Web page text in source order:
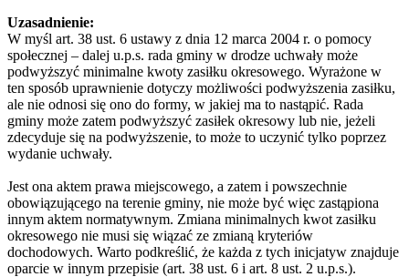
Uzasadnienie:
W myśl art. 38 ust. 6 ustawy z dnia 12 marca 2004 r. o pomocy
społecznej – dalej u.p.s. rada gminy w drodze uchwały może
podwyższyć minimalne kwoty zasiłku okresowego. Wyrażone w
ten sposób uprawnienie dotyczy możliwości podwyższenia zasiłku,
ale nie odnosi się ono do formy, w jakiej ma to nastąpić. Rada
gminy może zatem podwyższyć zasiłek okresowy lub nie, jeżeli
zdecyduje się na podwyższenie, to może to uczynić tylko poprzez
wydanie uchwały.
Jest ona aktem prawa miejscowego, a zatem i powszechnie
obowiązującego na terenie gminy, nie może być więc zastąpiona
innym aktem normatywnym. Zmiana minimalnych kwot zasiłku
okresowego nie musi się wiązać ze zmianą kryteriów
dochodowych. Warto podkreślić, że każda z tych inicjatyw znajduje
oparcie w innym przepisie (art. 38 ust. 6 i art. 8 ust. 2 u.p.s.).